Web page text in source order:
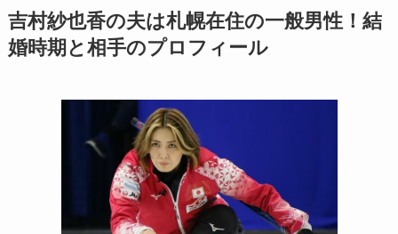
吉村紗也香の夫は札幌在住の一般男性！結
婚時期と相手のプロフィール